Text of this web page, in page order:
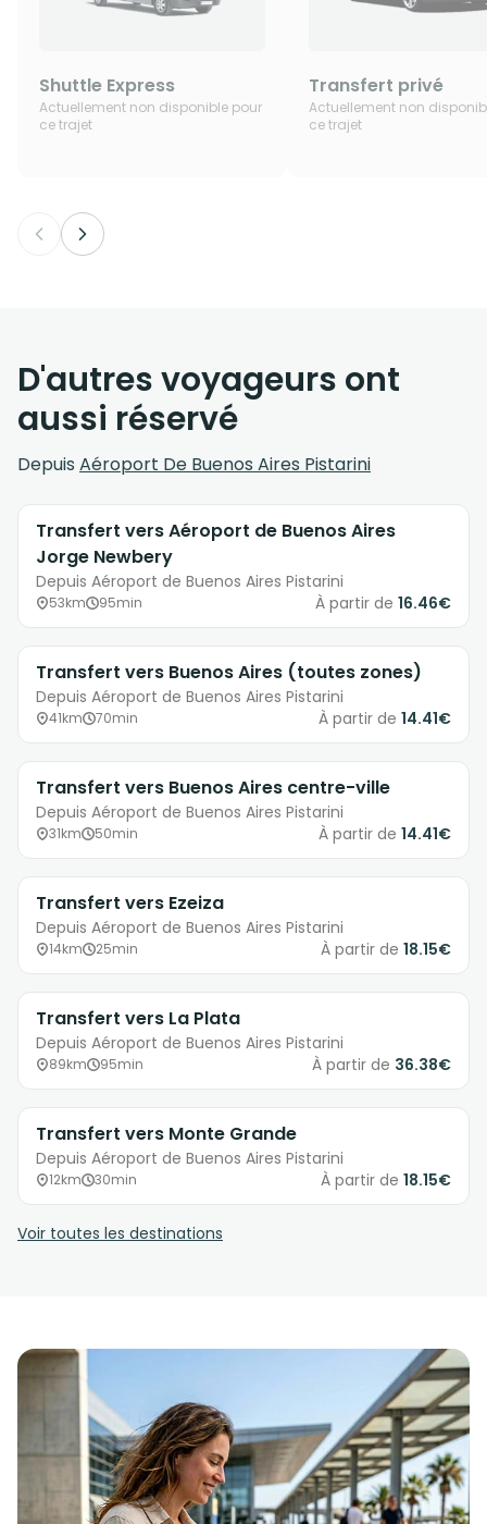
Shuttle Express
Actuellement non disponible pour
ce trajet
Transfert privé
Actuellement non
ce trajet
D'autres voyageurs ont
aussi réservé
Depuis Aéroport De Buenos Aires Pistarini
Transfert vers Aéroport de Buenos Aires
Jorge Newbery
Depuis Aéroport de Buenos Aires Pistarini
53km 95min À partir de 16.46€
Transfert vers Buenos Aires (toutes zones)
Depuis Aéroport de Buenos Aires Pistarini
41km 70min À partir de 14.41€
Transfert vers Buenos Aires centre-ville
Depuis Aéroport de Buenos Aires Pistarini
31km 50min À partir de 14.41€
Transfert vers Ezeiza
Depuis Aéroport de Buenos Aires Pistarini
14km 25min À partir de 18.15€
Transfert vers La Plata
Depuis Aéroport de Buenos Aires Pistarini
89km 95min À partir de 36.38€
Transfert vers Monte Grande
Depuis Aéroport de Buenos Aires Pistarini
12km 30min À partir de 18.15€
Voir toutes les destinations